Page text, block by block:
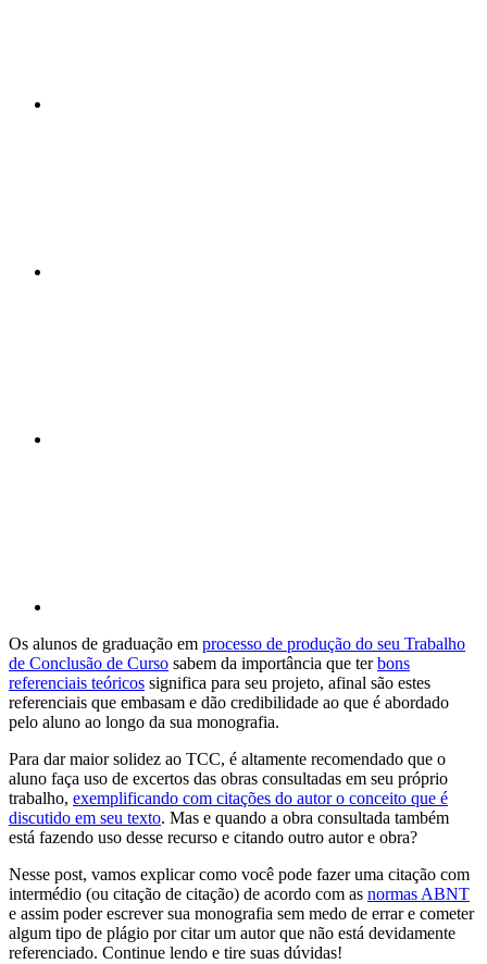
Os alunos de graduação em processo de produção do seu Trabalho
de Conclusão de Curso sabem da importância que terbons
referenciais teóricos significa para seu projeto, afinal são estes
referenciais que embasam e dão credibilidade ao que é abordado
pelo aluno ao longo da sua monografia.
Para dar maior solidez ao TCC, é altamente recomendado que o
aluno faça uso de excertos das obras consultadas em seu próprio
trabalho, exemplificando com citações do autor o conceito que é
discutido em seu texto. Mas e quando a obra consultada também
está fazendo uso desse recurso e citando outro autor e obra?
Nesse post, vamos explicar como você pode fazer uma citação com
intermédio (ou citação de citação) de acordo com as normas ABNT
e assim poder escrever sua monografia sem medo de errar e cometer
algum tipo de plágio por citar um autor que não está devidamente
referenciado. Continue lendo e tire suas dúvidas!